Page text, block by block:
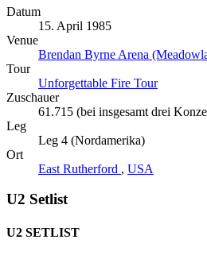
Datum
15. April 1985
Venue
Brendan Byrne Arena
Tour
Unforgettable Fire Tour
Zuschauer
61.715 (bei insgesamt drei
Leg
Leg 4 (Nordamerika)
Ort
East Rutherford , USA
U2 Setlist
U2 SETLIST